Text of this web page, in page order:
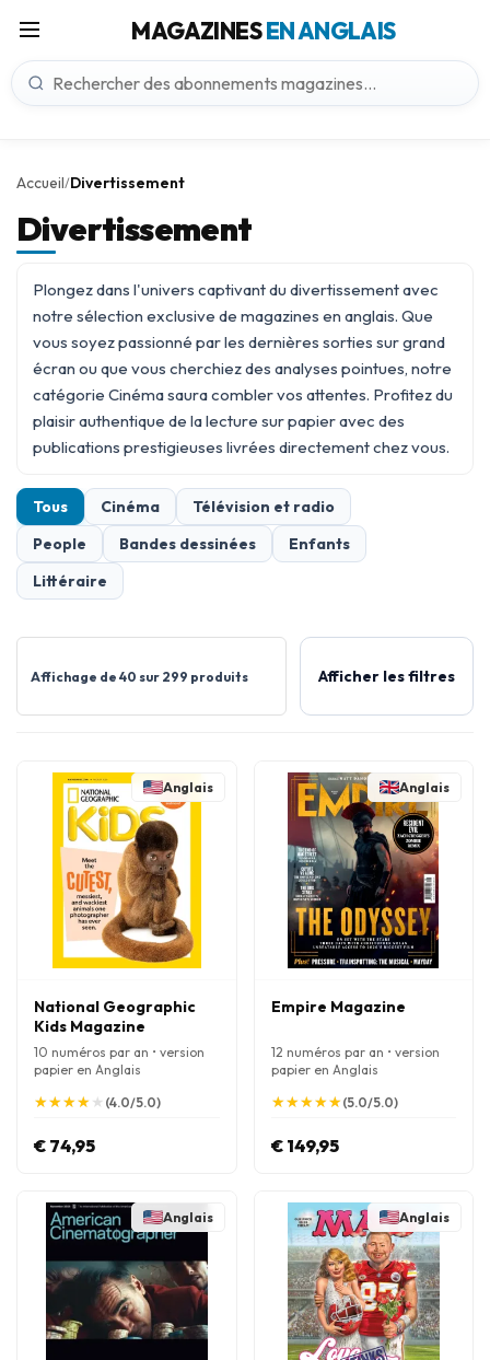
MAGAZINESEN ANGLAIS
Accueil/Divertissement
Divertissement
Plongez dans l'univers captivant du divertissement avec
notre sélection exclusive de magazines en anglais. Que
vous soyez passionné par les dernières sorties sur grand
écran ou que vous cherchiez des analyses pointues, notre
catégorie Cinémasaura combler vos attentes. Profitez du
plaisir authentique de la lecture sur papier avec des
publications prestigieuses livrées directement chez vous.
Tous Cinéma
Télévision et radio
People
Bandes dessinées
Enfants
Littéraire
Affichage de 40 sur 299 produits Afficher les filtres
Anglais
National Geographic
Kids Magazine
10 numéros par an • version
papier en Anglais
★
★★
★★
★★
★★
★ (4.0/5.0)
€ 74,95
Anglais
Empire Magazine
12 numéros par an • version
papier en Anglais
★
★★
★★
★★
★★
★(5.0/5.0)
€ 149,95
Anglais Anglais